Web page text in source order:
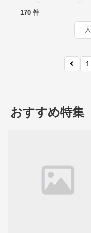
170 件
1
おすすめ特集